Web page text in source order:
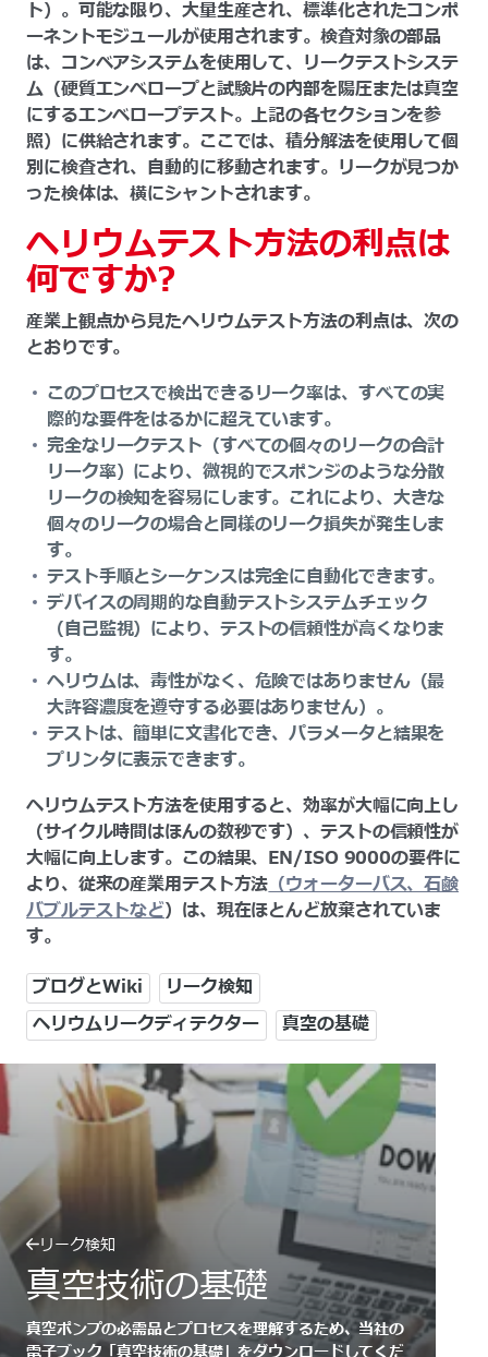
ト）。可能な限り、大量生産され、標準化されたコンポ
ーネントモジュールが使用されます。検査対象の部品
は、コンベアシステムを使用して、リークテストシステ
ム（硬質エンベロープと試験片の内部を陽圧または真空
にするエンベロープテスト。上記の各セクションを参
照）に供給されます。ここでは、積分解法を使用して個
別に検査され、自動的に移動されます。リークが見つか
った検体は、横にシャントされます。
ヘリウムテスト方法の利点は
何ですか?
産業上観点から見たヘリウムテスト方法の利点は、次の
とおりです。
このプロセスで検出できるリーク率は、すべての実
際的な要件をはるかに超えています。
完全なリークテスト（すべての個々のリークの合計
リーク率）により、微視的でスポンジのような分散
リークの検知を容易にします。これにより、大きな
個々のリークの場合と同様のリーク損失が発生しま
す。
テスト手順とシーケンスは完全に自動化できます。
デバイスの周期的な自動テストシステムチェック
（自己監視）により、テストの信頼性が高くなりま
す。
ヘリウムは、毒性がなく、危険ではありません（最
大許容濃度を遵守する必要はありません）。
テストは、簡単に文書化でき、パラメータと結果を
プリンタに表示できます。
ヘリウムテスト方法を使用すると、効率が大幅に向上し
（サイクル時間はほんの数秒です）、テストの信頼性が
大幅に向上します。この結果、EN/ISO 9000の要件に
より、従来の産業用テスト方法 （ウォーターバス、石鹸
バブルテストなど）は、現在ほとんど放棄されていま
す。
ブログとWiki
リーク検知
ヘリウムリークディテクター
真空の基礎
リーク検知
真空技術の基礎
真空ポンプの必需品とプロセスを理解するため、当社の
電子ブック「真空技術の基礎」をダウンロードしてくだ